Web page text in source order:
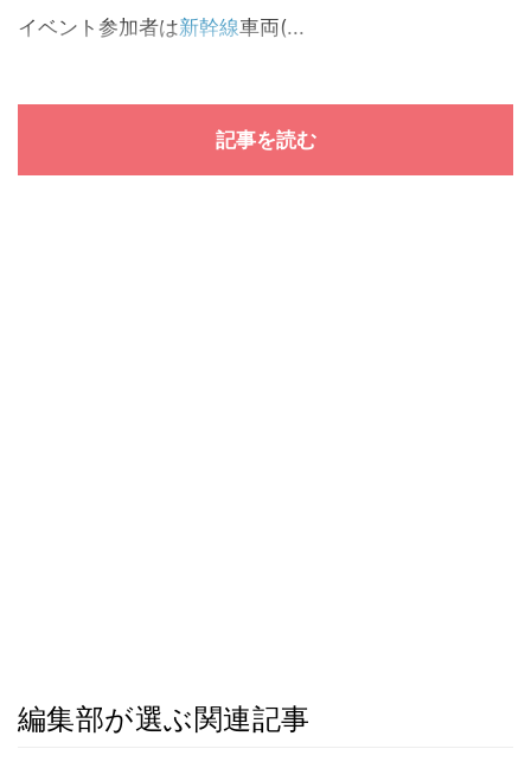
イベント参加者は新幹線車両(...
記事を読む
編集部が選ぶ関連記事